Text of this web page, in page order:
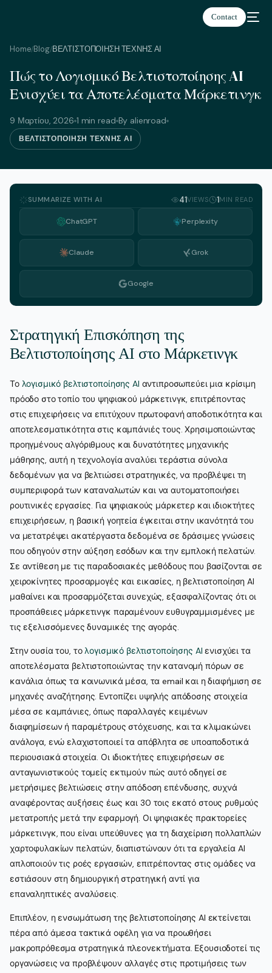
Contact
Home/Blog/ΒΕΛΤΙΣΤΟΠΟΙΗΣΗ ΤΕΧΝΗΣ ΑΙ
Πώς το Λογισμικό Βελτιστοποίησης AI
Ενισχύει τα Αποτελέσματα Μάρκετινγκ
9 Μαρτίου, 2026 1 min read By alienroad
ΒΕΛΤΙΣΤΟΠΟΙΗΣΗ ΤΕΧΝΗΣ ΑΙ
SUMMARIZE WITH AI 41VIEWS 1MIN READ
ChatGPT Perplexity
Claude Grok
Google
Στρατηγική Επισκόπηση της
Βελτιστοποίησης AI στο Μάρκετινγκ
Το λογισμικό βελτιστοποίησης AI αντιπροσωπεύει μια κρίσιμη
πρόοδο στο τοπίο του ψηφιακού μάρκετινγκ, επιτρέποντας
στις επιχειρήσεις να επιτύχουν πρωτοφανή αποδοτικότητα και
αποτελεσματικότητα στις καμπάνιές τους. Χρησιμοποιώντας
προηγμένους αλγόριθμους και δυνατότητες μηχανικής
μάθησης, αυτή η τεχνολογία αναλύει τεράστια σύνολα
δεδομένων για να βελτιώσει στρατηγικές, να προβλέψει τη
συμπεριφορά των καταναλωτών και να αυτοματοποιήσει
ρουτινικές εργασίες. Για ψηφιακούς μάρκετερ και ιδιοκτήτες
επιχειρήσεων, η βασική γοητεία έγκειται στην ικανότητά του
να μετατρέψει ακατέργαστα δεδομένα σε δράσιμες γνώσεις
που οδηγούν στην αύξηση εσόδων και την εμπλοκή πελατών.
Σε αντίθεση με τις παραδοσιακές μεθόδους που βασίζονται σε
χειροκίνητες προσαρμογές και εικασίες, η βελτιστοποίηση AI
μαθαίνει και προσαρμόζεται συνεχώς, εξασφαλίζοντας ότι οι
προσπάθειες μάρκετινγκ παραμένουν ευθυγραμμισμένες με
τις εξελισσόμενες δυναμικές της αγοράς.
Στην ουσία του, το λογισμικό βελτιστοποίησης AI ενισχύει τα
αποτελέσματα βελτιστοποιώντας την κατανομή πόρων σε
κανάλια όπως τα κοινωνικά μέσα, τα email και η διαφήμιση σε
μηχανές αναζήτησης. Εντοπίζει υψηλής απόδοσης στοιχεία
μέσα σε καμπάνιες, όπως παραλλαγές κειμένων
διαφημίσεων ή παραμέτρους στόχευσης, και τα κλιμακώνει
ανάλογα, ενώ ελαχιστοποιεί τα απόβλητα σε υποαποδοτικά
περιουσιακά στοιχεία. Οι ιδιοκτήτες επιχειρήσεων σε
ανταγωνιστικούς τομείς εκτιμούν πώς αυτό οδηγεί σε
μετρήσιμες βελτιώσεις στην απόδοση επένδυσης, συχνά
αναφέροντας αυξήσεις έως και 30 τοις εκατό στους ρυθμούς
μετατροπής μετά την εφαρμογή. Οι ψηφιακές πρακτορείες
μάρκετινγκ, που είναι υπεύθυνες για τη διαχείριση πολλαπλών
χαρτοφυλακίων πελατών, διαπιστώνουν ότι τα εργαλεία AI
απλοποιούν τις ροές εργασιών, επιτρέποντας στις ομάδες να
εστιάσουν στη δημιουργική στρατηγική αντί για
επαναληπτικές αναλύσεις.
Επιπλέον, η ενσωμάτωση της βελτιστοποίησης AI εκτείνεται
πέρα από άμεσα τακτικά οφέλη για να προωθήσει
μακροπρόθεσμα στρατηγικά πλεονεκτήματα. Εξουσιοδοτεί τις
οργανώσεις να προβλέψουν αλλαγές στις προτιμήσεις των
Ελληνικά